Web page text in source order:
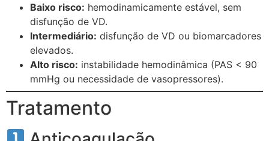
Baixo risco: hemodinamicamente estável, sem
disfunção de VD.
Intermediário: disfunção de VD ou biomarcadores
elevados.
Alto risco: instabilidade hemodinâmica (PAS < 90
mmHg ou necessidade de vasopressores).
Tratamento